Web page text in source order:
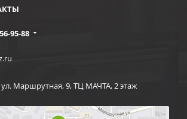
95-88
Маршрутная, 9, ТЦ МАЧТА, 2 этаж